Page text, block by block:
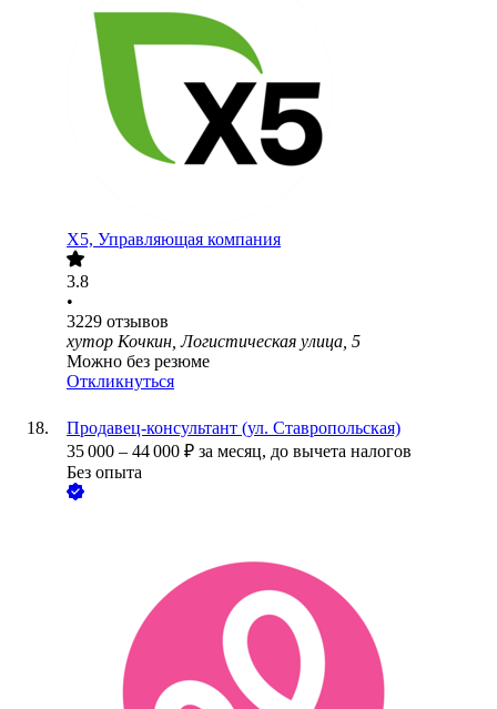
X5, Управляющая компания
3.8
•
3229 отзывов
хутор Кочкин, Логистическая улица, 5
Можно без резюме
Откликнуться
Продавец-консультант (ул. Ставропольская)
35 000 – 44 000 ₽ за месяц, до вычета налогов
Без опыта